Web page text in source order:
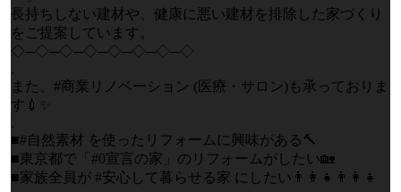
長持ちしない建材や、健康に悪い建材を排除した家づくり
をご提案しています。
◇─◇─◇─◇─◇─◇─◇─◇
.
また、#商業リノベーション (医療・サロン)も承っておりま
す💉✨
.
■#自然素材 を使ったリフォームに興味がある🔨
■東京都で「#0宣言の家」のリフォームがしたい🏡
■家族全員が #安心して暮らせる家 にしたい👨‍👩‍👧👨‍👩‍👧